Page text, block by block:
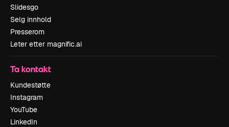
Slidesgo
Selg innhold
Presserom
Leter etter magnific.ai
Ta kontakt
Kundestøtte
Instagram
YouTube
LinkedIn